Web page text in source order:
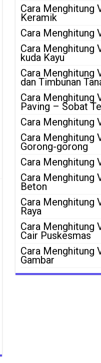
Cara Menghitung
Keramik
Cara Menghitung
Cara Menghitung
kuda Kayu
Cara Menghitung
dan Timbunan
Cara Menghitung
Paving – Sobat
Cara Menghitung
Cara Menghitung
Gorong-gorong
Cara Menghitung
Cara Menghitung
Beton
Cara Menghitung
Raya
Cara Menghitung
Cair Puskesmas
Cara Menghitung
Gambar